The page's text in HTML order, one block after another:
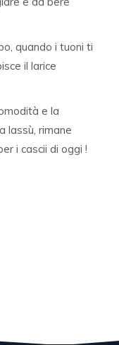
quando i tuoni ti
il larice
e la
lassù, rimane
i cascii di oggi !